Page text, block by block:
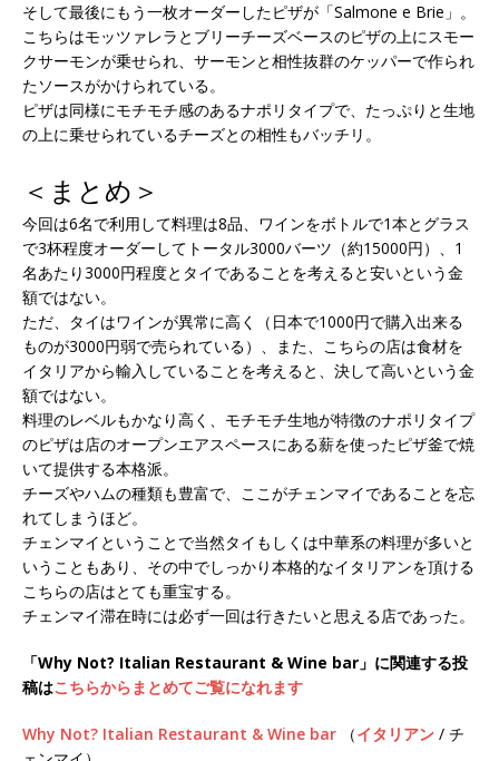
そして最後にもう一枚オーダーしたピザが「Salmone e Brie」。
こちらはモッツァレラとブリーチーズベースのピザの上にスモー
クサーモンが乗せられ、サーモンと相性抜群のケッパーで作られ
たソースがかけられている。
ピザは同様にモチモチ感のあるナポリタイプで、たっぷりと生地
の上に乗せられているチーズとの相性もバッチリ。
＜まとめ＞
今回は6名で利用して料理は8品、ワインをボトルで1本とグラス
で3杯程度オーダーしてトータル3000バーツ（約15000円）、1
名あたり3000円程度とタイであることを考えると安いという金
額ではない。
ただ、タイはワインが異常に高く（日本で1000円で購入出来る
ものが3000円弱で売られている）、また、こちらの店は食材を
イタリアから輸入していることを考えると、決して高いという金
額ではない。
料理のレベルもかなり高く、モチモチ生地が特徴のナポリタイプ
のピザは店のオープンエアスペースにある薪を使ったピザ釜で焼
いて提供する本格派。
チーズやハムの種類も豊富で、ここがチェンマイであることを忘
れてしまうほど。
チェンマイということで当然タイもしくは中華系の料理が多いと
いうこともあり、その中でしっかり本格的なイタリアンを頂ける
こちらの店はとても重宝する。
チェンマイ滞在時には必ず一回は行きたいと思える店であった。
「Why Not? Italian Restaurant & Wine bar」に関連する投
稿はこちらからまとめてご覧になれます
Why Not? Italian Restaurant & Wine bar （イタリアン / チ